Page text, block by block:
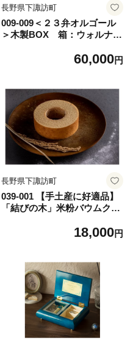
長野県下諏訪町
009-009＜２３弁オルゴール
＞木製BOX 箱：ウォルナッ
60,000円
長野県下諏訪町
039-001 【手土産に好適品】
「結びの木」米粉バウムクー
18,000円